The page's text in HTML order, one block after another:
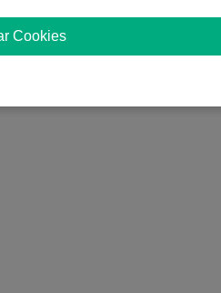
¿Qué pasará entre Foncho
Bien”.
de Latina
Cookies